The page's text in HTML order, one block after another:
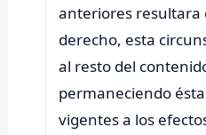
anteriores resultara
derecho, esta
al resto del
permaneciendo
vigentes a los